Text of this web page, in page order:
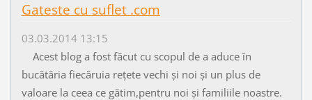
Gateste cu suflet .com
03.03.2014 13:15
Acest blog a fost făcut cu scopul de a aduce în
bucătăria fiecăruia rețete vechi și noi și un plus de
valoare la ceea ce gătim,pentru noi și familiile noastre.